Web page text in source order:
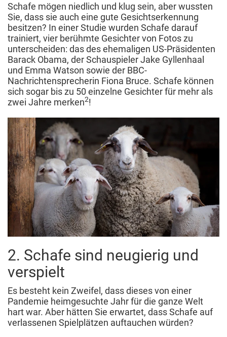
Schafe mögen niedlich und klug sein, aber wussten
Sie, dass sie auch eine gute Gesichtserkennung
besitzen? In einer Studie wurden Schafe darauf
trainiert, vier berühmte Gesichter von Fotos zu
unterscheiden: das des ehemaligen US-Präsidenten
Barack Obama, der Schauspieler Jake Gyllenhaal
und Emma Watson sowie der BBC-
Nachrichtensprecherin Fiona Bruce. Schafe können
sich sogar bis zu 50 einzelne Gesichter für mehr als
zwei Jahre merken2!
2. Schafe sind neugierig und
verspielt
Es besteht kein Zweifel, dass dieses von einer
Pandemie heimgesuchte Jahr für die ganze Welt
hart war. Aber hätten Sie erwartet, dass Schafe auf
verlassenen Spielplätzen auftauchen würden?